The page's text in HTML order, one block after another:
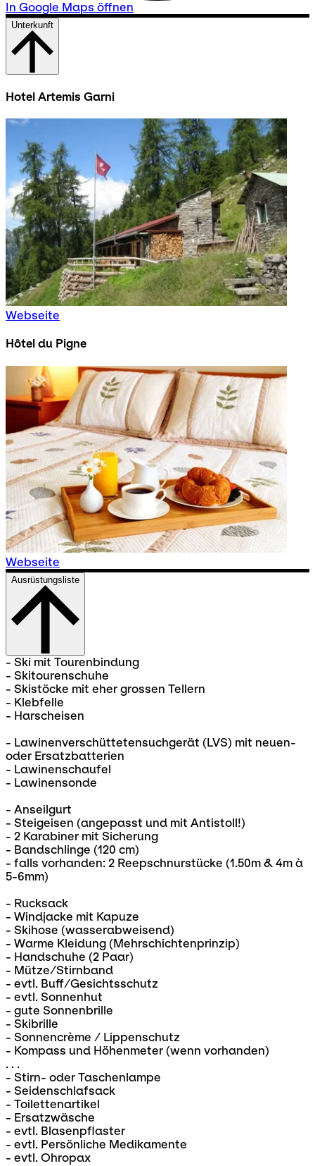
In Google Maps öffnen
Unterkunft
Hotel Artemis Garni
Webseite
Hôtel du Pigne
Webseite
Ausrüstungsliste
- Ski mit Tourenbindung
- Skitourenschuhe
- Skistöcke mit eher grossen Tellern
- Klebfelle
- Harscheisen
- Lawinenverschüttetensuchgerät (LVS) mit neuen-
oder Ersatzbatterien
- Lawinenschaufel
- Lawinensonde
- Anseilgurt
- Steigeisen (angepasst und mit Antistoll!)
- 2 Karabiner mit Sicherung
- Bandschlinge (120 cm)
- falls vorhanden: 2 Reepschnurstücke (1.50m & 4m à
5-6mm)
- Rucksack
- Windjacke mit Kapuze
- Skihose (wasserabweisend)
- Warme Kleidung (Mehrschichtenprinzip)
- Handschuhe (2 Paar)
- Mütze/Stirnband
- evtl. Buff/Gesichtsschutz
- evtl. Sonnenhut
- gute Sonnenbrille
- Skibrille
- Sonnencrème / Lippenschutz
- Kompass und Höhenmeter (wenn vorhanden)
. . .
- Stirn- oder Taschenlampe
- Seidenschlafsack
- Toilettenartikel
- Ersatzwäsche
- evtl. Blasenpflaster
- evtl. Persönliche Medikamente
- evtl. Ohropax